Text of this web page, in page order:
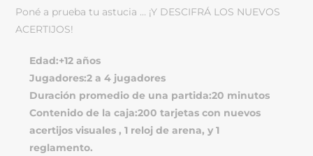
Poné a prueba tu astucia … ¡Y DESCIFRÁ LOS NUEVOS
ACERTIJOS!
Edad:+12 años
Jugadores:2 a 4 jugadores
Duración promedio de una partida:20 minutos
Contenido de la caja:200 tarjetas con nuevos
acertijos visuales , 1 reloj de arena, y 1
reglamento.